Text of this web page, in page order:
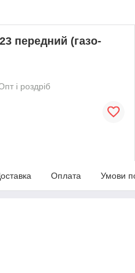
передний (газо-
і роздріб
Оплата Умови